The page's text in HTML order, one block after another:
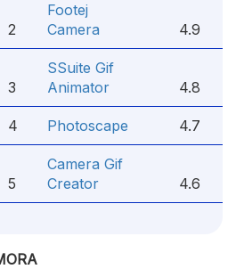
Footej
Camera
4.9
SSuite Gif
Animator
4.8
Photoscape 4.7
Camera Gif
Creator
4.6